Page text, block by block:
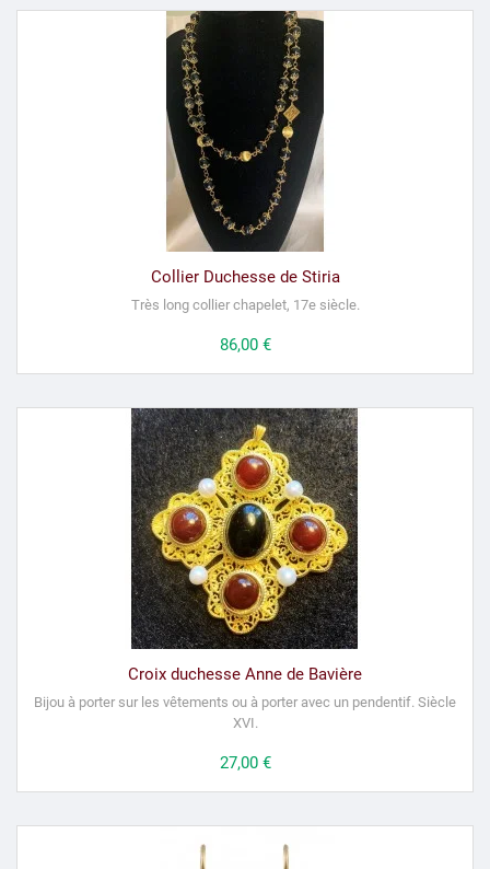
Collier Duchesse de Stiria
Très long collier chapelet, 17e siècle.
Prix
86,00 €
Croix duchesse Anne de Bavière
Bijou à porter sur les vêtements ou à porter avec un pendentif. Siècle
XVI.
Prix
27,00 €